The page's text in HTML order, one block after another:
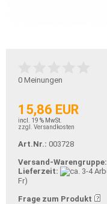
0 Meinungen
15,86 EUR
incl. 19 % MwSt.
zzgl. Versandkosten
Art.Nr.: 003728
Versand-Warengruppe:
Lieferzeit:
Fr)
Frage zum Produkt